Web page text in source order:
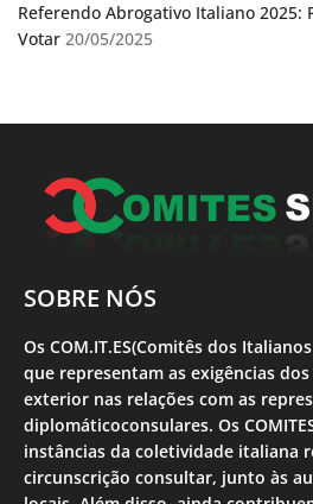
Referendo Abrogativo Italiano 2025:
Votar 20/05/2025
SOBRE NÓS
Os COM.IT.ES(Comitês dos
que representam as exigências
exterior nas relações com as
diplomáticoconsulares. Os
instâncias da coletividade italiana
circunscrição consultar, junto às